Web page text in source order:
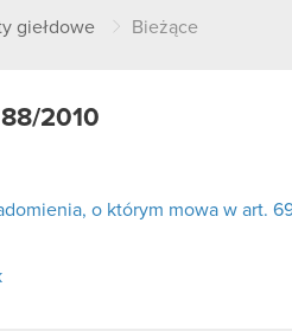
giełdowe Bieżące
2010
o którym mowa w art.